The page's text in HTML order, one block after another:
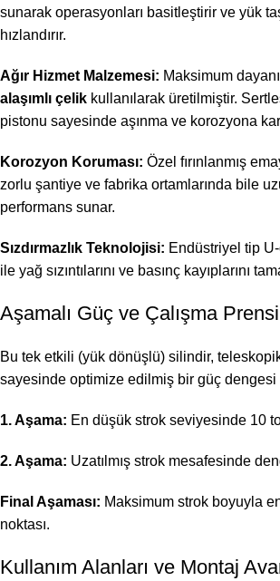
sunarak operasyonları basitleştirir ve yük
hızlandırır.
Ağır Hizmet Malzemesi: Maksimum
alaşımlı çelik kullanılarak üretilmiştir.
pistonu sayesinde aşınma ve korozyona
Korozyon Koruması: Özel fırınlanmış
zorlu şantiye ve fabrika ortamlarında bile
performans sunar.
Sızdırmazlık Teknolojisi: Endüstriyel tip
ile yağ sızıntılarını ve basınç kayıplarını
Aşamalı Güç ve Çalışma
Bu tek etkili (yük dönüşlü) silindir,
sayesinde optimize edilmiş bir güç dengesi
1. Aşama: En düşük strok seviyesinde 10
2. Aşama: Uzatılmış strok mesafesinde
Final Aşaması: Maksimum strok boyuyla
noktası.
Kullanım Alanları ve Montaj